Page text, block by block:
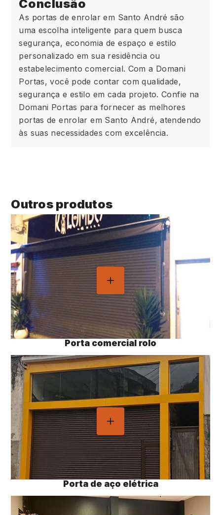
Conclusão
As portas de enrolar em Santo André são
uma escolha inteligente para quem busca
segurança, economia de espaço e estilo
personalizado em sua residência ou
estabelecimento comercial. Com a Domani
Portas, você pode contar com qualidade,
segurança e estilo em cada projeto. Confie na
Domani Portas para fornecer as melhores
portas de enrolar em Santo André, atendendo
às suas necessidades com excelência.
Outros produtos
Porta comercial rolo
Porta de aço elétrica